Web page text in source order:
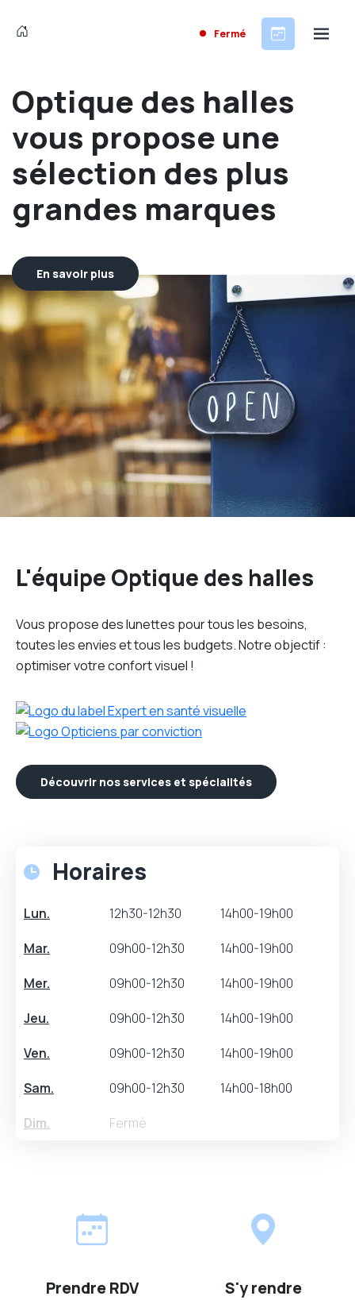
Fermé
Optique des halles
vous propose une
sélection des plus
grandes marques
En savoir plus
L'équipe Optique des halles
Vous propose des lunettes pour tous les besoins,
toutes les envies et tous les budgets. Notre objectif :
optimiser votre confort visuel !
Découvrir nos services et spécialités
Horaires
Lun. 12h30-12h30
14h00-19h00
Mar.
09h00-12h30
14h00-19h00
Mer.
09h00-12h30
14h00-19h00
Jeu.
09h00-12h30
14h00-19h00
Ven.
09h00-12h30
14h00-19h00
Sam.
09h00-12h30
14h00-18h00
Dim.
Fermé
Prendre RDV S'y rendre